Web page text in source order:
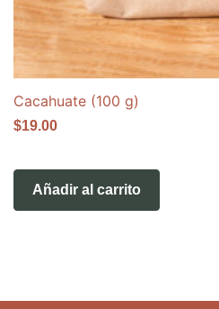
Cacahuate (100 g)
$19.00
Añadir al carrito